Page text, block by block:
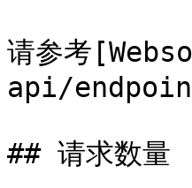
请参考
api/
## 请求数量